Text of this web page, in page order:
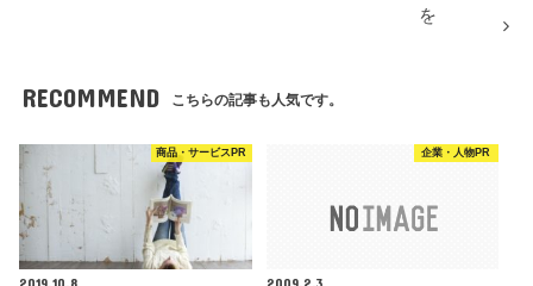
を
RECOMMEND こちらの記事も人気です。
商品・サービスPR
2019.10.8
企業・人物PR
2009.2.3